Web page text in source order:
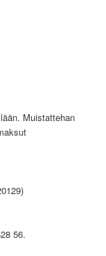
Muistattehan
56.